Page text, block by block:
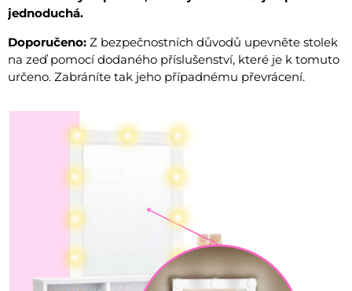
jednoduchá.
Doporučeno: Z bezpečnostních důvodů upevněte stolek
na zeď pomocí dodaného příslušenství, které je k tomuto
určeno. Zabráníte tak jeho případnému převrácení.